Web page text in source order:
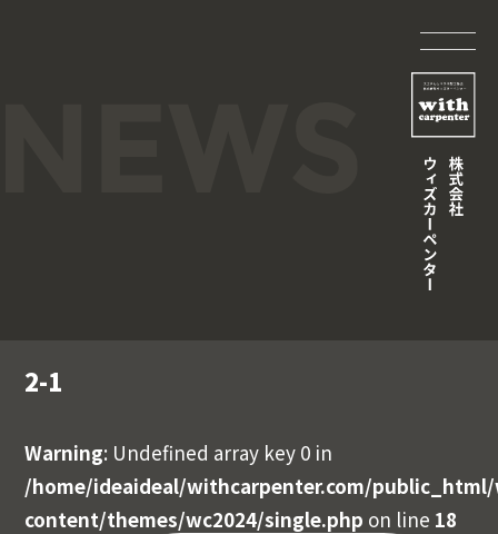
2-1
Warning: Undefined array key 0 in
/home/ideaideal/withcarpenter.com/
content/themes/wc2024/single.php on line 18